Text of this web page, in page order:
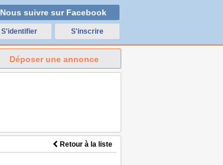
Nous suivre sur Facebook
S'identifier S'inscrire
Déposer une annonce
Retour à la liste